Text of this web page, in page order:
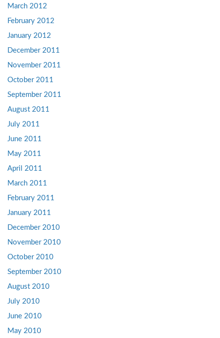
March 2012
February 2012
January 2012
December 2011
November 2011
October 2011
September 2011
August 2011
July 2011
June 2011
May 2011
April 2011
March 2011
February 2011
January 2011
December 2010
November 2010
October 2010
September 2010
August 2010
July 2010
June 2010
May 2010